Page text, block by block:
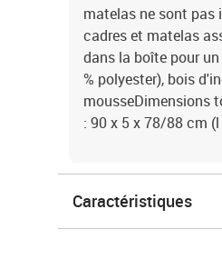
matelas ne sont pas
cadres et matelas
dans la boîte pour
% polyester), bois
mousseDimensions
: 90 x 5 x 78/88 cm
Caractéristiques